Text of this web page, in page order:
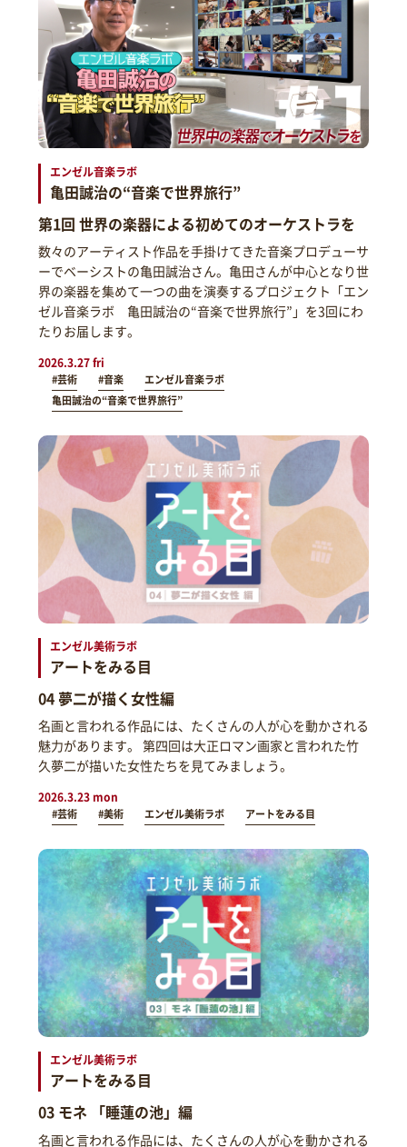
エンゼル音楽ラボ
亀田誠治の“音楽で世界旅行”
第1回 世界の楽器による初めてのオーケストラを
数々のアーティスト作品を手掛けてきた音楽プロデューサ
ーでベーシストの亀田誠治さん。亀田さんが中心となり世
界の楽器を集めて一つの曲を演奏するプロジェクト「エン
ゼル音楽ラボ 亀田誠治の“音楽で世界旅行”」を3回にわ
たりお届します。
2026.3.27 fri
#芸術 #音楽
エンゼル音楽ラボ
亀田誠治の“音楽で世界旅行”
エンゼル美術ラボ
アートをみる目
04 夢二が描く女性編
名画と言われる作品には、たくさんの人が心を動かされる
魅力があります。 第四回は大正ロマン画家と言われた竹
久夢二が描いた女性たちを見てみましょう。
2026.3.23 mon
#芸術 #美術 エンゼル美術ラボ アートをみる目
エンゼル美術ラボ
アートをみる目
03 モネ 「睡蓮の池」編
名画と言われる作品には、たくさんの人が心を動かされる